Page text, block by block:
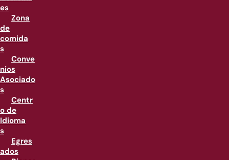
es
Zona
de
comida
s
Conve
nios
Asociado
s
Centr
o de
Idioma
s
Egres
ados